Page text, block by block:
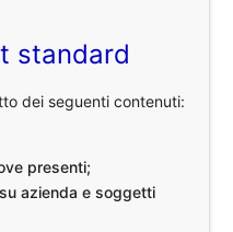
standard
dei seguenti contenuti:
presenti;
azienda e soggetti